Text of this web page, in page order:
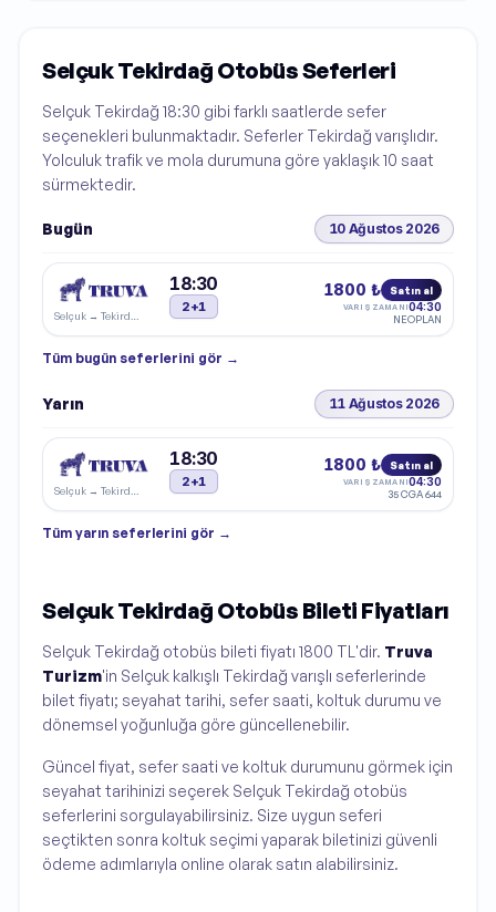
Selçuk Tekirdağ Otobüs Seferleri
Selçuk Tekirdağ 18:30 gibi farklı saatlerde sefer
seçenekleri bulunmaktadır. Seferler Tekirdağ varışlıdır.
Yolculuk trafik ve mola durumuna göre yaklaşık 10 saat
sürmektedir.
Bugün 10 Ağustos 2026
Selçuk → Tekirdağ
18:30
2+1
1800 ₺ Satın al
VARIŞ ZAMANI04:30
NEOPLAN
Tüm bugün seferlerini gör →
Yarın 11 Ağustos 2026
Selçuk → Tekirdağ
18:30
2+1
1800 ₺ Satın al
VARIŞ ZAMANI04:30
35 CGA 644
Tüm yarın seferlerini gör →
Selçuk Tekirdağ Otobüs Bileti Fiyatları
Selçuk Tekirdağ otobüs bileti fiyatı 1800 TL'dir. Truva
Turizm'in Selçuk kalkışlı Tekirdağ varışlı seferlerinde
bilet fiyatı; seyahat tarihi, sefer saati, koltuk durumu ve
dönemsel yoğunluğa göre güncellenebilir.
Güncel fiyat, sefer saati ve koltuk durumunu görmek için
seyahat tarihinizi seçerek Selçuk Tekirdağ otobüs
seferlerini sorgulayabilirsiniz. Size uygun seferi
seçtikten sonra koltuk seçimi yaparak biletinizi güvenli
ödeme adımlarıyla online olarak satın alabilirsiniz.